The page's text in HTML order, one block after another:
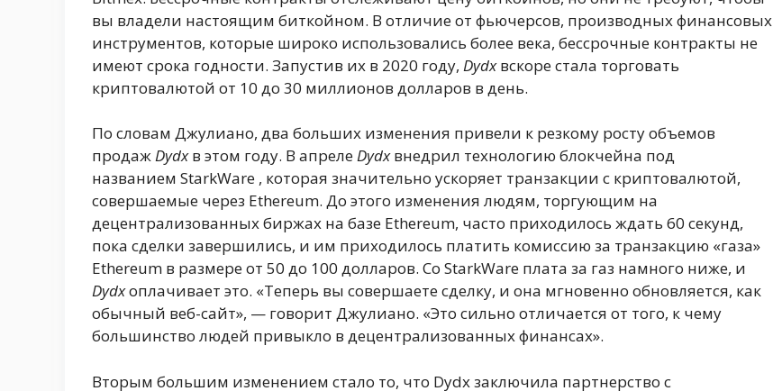
вы владели настоящим биткойном. В отличие от фьючерсов, производных финансовых
инструментов, которые широко использовались более века, бессрочные контракты не
имеют срока годности. Запустив их в 2020 году, Dydxвскоре стала торговать
криптовалютой от 10 до 30 миллионов долларов в день.
По словам Джулиано, два больших изменения привели к резкому росту объемов
продажDydxв этом году. В апрелеDydxвнедрил технологию блокчейна под
названием StarkWare , которая значительно ускоряет транзакции с криптовалютой,
совершаемые через Ethereum. До этого изменения людям, торгующим на
децентрализованных биржах на базе Ethereum, часто приходилось ждать 60 секунд,
пока сделки завершились, и им приходилось платить комиссию за транзакцию «газа»
Ethereum в размере от 50 до 100 долларов. Со StarkWare плата за газ намного ниже, и
Dydxоплачивает это. «Теперь вы совершаете сделку, и она мгновенно обновляется, как
обычный веб-сайт», — говорит Джулиано. «Это сильно отличается от того, к чему
большинство людей привыкло в децентрализованных финансах».
Вторым большим изменением стало то, что Dydx заключила партнерство с